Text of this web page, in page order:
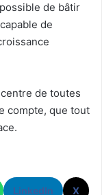
de bâtir
de
de toutes
compte, que tout
LinkedIn X